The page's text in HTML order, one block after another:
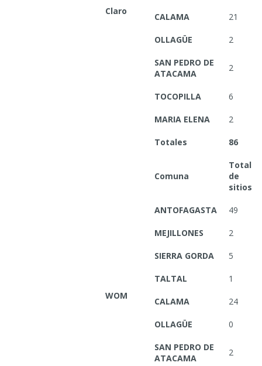
Claro
CALAMA 21
OLLAGÜE 2
SAN PEDRO DE
ATACAMA
2
TOCOPILLA 6
MARIA ELENA 2
Totales 86
WOM
Comuna
Total
de
sitios
ANTOFAGASTA 49
MEJILLONES 2
SIERRA GORDA 5
TALTAL 1
CALAMA 24
OLLAGÜE 0
SAN PEDRO DE
ATACAMA
2